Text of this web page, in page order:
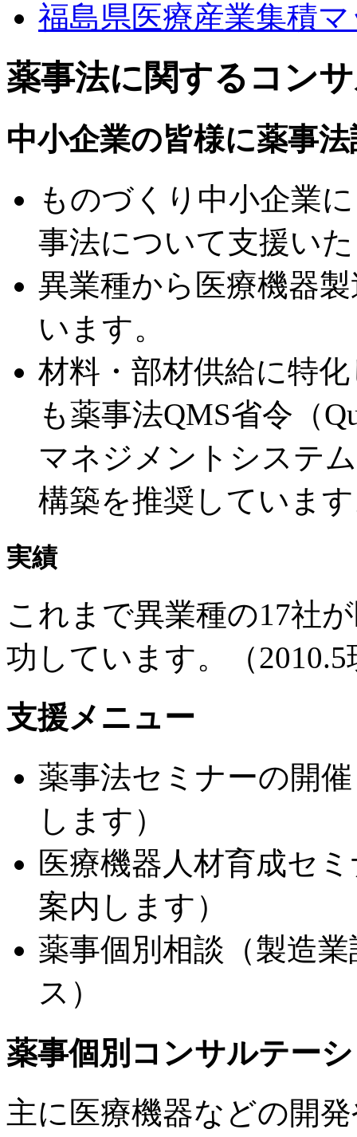
福島県医療産業集積
薬事法に関するコン
中小企業の皆様に薬事
ものづくり中小企業
事法について支援い
異業種から医療機器
います。
材料・部材供給に特
も薬事法QMS省令（
マネジメントシステ
構築を推奨していま
実績
これまで異業種の17社
功しています。（2010.5
支援メニュー
薬事法セミナーの開
します）
医療機器人材育成セ
案内します）
薬事個別相談（製造
ス）
薬事個別コンサルテー
主に医療機器などの開